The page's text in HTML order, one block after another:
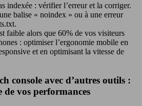
indexée : vérifier l’erreur et la corriger.
balise « noindex » ou à une erreur
faible alors que 60% de vos visiteurs
: optimiser l’ergonomie mobile en
et en optimisant la vitesse de
console avec d’autres outils :
vos performances